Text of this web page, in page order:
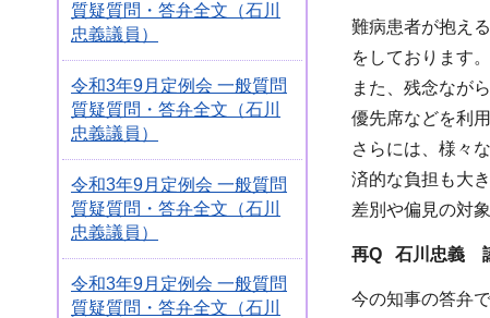
質疑質問・答弁全文（石川
忠義議員）
令和3年9月定例会 一般質問
質疑質問・答弁全文（石川
忠義議員）
令和3年9月定例会 一般質問
質疑質問・答弁全文（石川
忠義議員）
令和3年9月定例会 一般質問
質疑質問・答弁全文（石川
難病患者が抱え
をしております。
また、残念なが
優先席などを利
さらには、様々
済的な負担も大
差別や偏見の対
再Q 石川忠義
今の知事の答弁